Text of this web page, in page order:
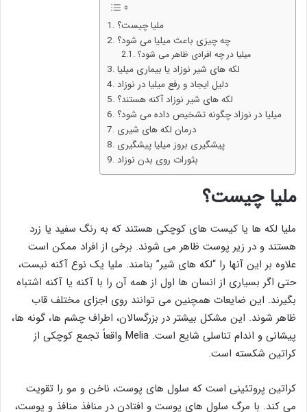
ملیا چیست؟
چه چیزی باعث میلیا می شود؟
میلیا در چه افرادی ظاهر می شود؟
لکه های شیر نوزاد یا بیماری میلیا
دلیل ایجاد و رفع میلیا در نوزاد
لکه های شیر نوزاد آکنه هستند؟
میلیا در نوزاد چگونه تشخیص داده می شود؟
درمان لکه های شیری
پیشگیری بروز میلیا پیشگیری
بثورات روی بدن نوزاد
ملیا چیست؟
ملیا لکه ها یا کیست های کوچکی هستند که به رنگ سفید یا زرد
هستند و در زیر پوست ظاهر می شوند. برخی از افراد ممکن است
علاوه بر این آنها را “لکه های شیر” بنامند. ملیا یک نوع آکنه نیست،
حتی اگر بسیاری از انسان ها اول از همه آن را با آکنه یا آکنه اشتباه
بگیرند. این ضایعات همچنین می توانند روی اجزای مختلف قاب
ظاهر شوند. این مشکل بیشتر در بزرگسالان، اطراف چشم ها، گونه ها،
پیشانی و اندام تناسلی شایع است. Melia واقعاً تجمع کوچکی از
کراتین شکسته است.
کراتین پروتئینی است که سلول های پوست، ناخن و مو را تقویت
می کند. با مرگ سلول های پوست و افتادن در منافذ منافذ و پوست،